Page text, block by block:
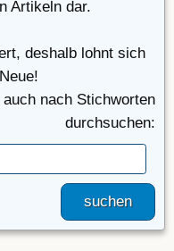
Artikeln dar.
deshalb lohnt sich
nach Stichworten
durchsuchen:
suchen